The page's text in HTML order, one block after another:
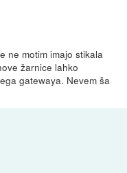
ne motim imajo stikala
žarnice lahko
gatewaya. Nevem ša